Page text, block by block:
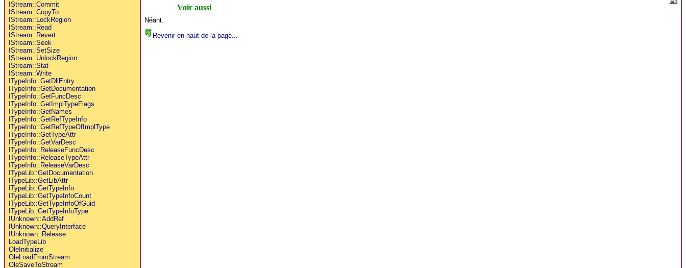
IStream::Commit
IStream::CopyTo
IStream::LockRegion
IStream::Read
IStream::Revert
IStream::Seek
IStream::SetSize
IStream::UnlockRegion
IStream::Stat
IStream::Write
ITypeInfo::GetDllEntry
ITypeInfo::GetDocumentation
ITypeInfo::GetFuncDesc
ITypeInfo::GetImplTypeFlags
ITypeInfo::GetNames
ITypeInfo::GetRefTypeInfo
ITypeInfo::GetRefTypeOfImplType
ITypeInfo::GetTypeAttr
ITypeInfo::GetVarDesc
ITypeInfo::ReleaseFuncDesc
ITypeInfo::ReleaseTypeAttr
ITypeInfo::ReleaseVarDesc
ITypeLib::GetDocumentation
ITypeLib::GetLibAttr
ITypeLib::GetTypeInfo
ITypeLib::GetTypeInfoCount
ITypeLib::GetTypeInfoOfGuid
ITypeLib::GetTypeInfoType
IUnknown::AddRef
IUnknown::QueryInterface
IUnknown::Release
LoadTypeLib
OleInitialize
OleLoadFromStream
OleSaveToStream
Voir aussi
Néant.
Revenir en haut de la page...